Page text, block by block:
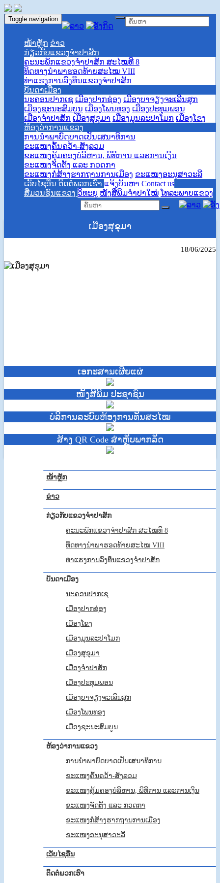
Toggle navigation
ໜ້າຫຼັກ ຂ່າວ
ກ່ຽວກັບແຂວງຈຳປາສັກ
ຄະນະພັກແຂວງຈຳປາສັກ ສະໄໝທີ 8
ທິດທາງນໍາພາຮອດທ້າຍສະໄໝ VIII
ທ່າແຮງການລົງທຶນແຂວງຈໍາປາສັກ
ບັນດາເມືອງ
ນະຄອນປາກເຊ ເມືອງປາກຊ່ອງ ເມືອງບາຈຽງຈະເລີນສຸກ
ເມືອງຊະນະສົມບູນ ເມືອງໂພນທອງ ເມືອງປະທຸມພອນ
ເມືອງຈຳປາສັກ ເມືອງສຸຂຸມາ ເມືອງມຸນລະປາໂມກ ເມືອງໂຂງ
ຫ້ອງວ່າການແຂວງ
ການ​​ນຳພາ​ບົດບາດ​​ເປັນເສນາ​ທິການ
ຂະແໜງຄົ້ນຄວ້າ-ສັງລວມ
ຂະແໜງຄຸ້ມຄອງບໍລິຫານ, ພິທີການ ແລະການເງິນ
ຂະແໜງຈັດຕັ້ງ ແລະ ກວດກາ
ຂະແໜງກໍ່ສ້າງຮາກຖານການເມືອງ ຂະແໜງອະນຸສາວະລີ
ເວັບໄຊອື່ນ ຕິດຕໍ່ພວກເຮົາ ແຈ້ງບັນຫາ Contact us
ສື່ມວນຊົນແຂວງ ວິທະຍຸ ໜັງສືພິມຈຳປາໃໝ່ ໂທລະພາບແຂວງ
ເມືອງສຸຂຸມາ
18/06/2025
ເອກະສານເຜີຍແຜ່
ໜັງສີພິມ ປະຊາຊົນ
ບໍ​ລິ​ການ​ລະບົບຫ້ອງການທັນສະໄໝ
ສ້າງ QR Code ສຳຫຼັບພາກລັດ
ໜ້າຫຼັກ
ຂ່າວ
ກ່ຽວກັບແຂວງຈຳປາສັກ
ຄະນະພັກແຂວງຈຳປາສັກ ສະໄໝທີ 8
ທິດທາງນໍາພາຮອດທ້າຍສະໄໝ VIII
ທ່າແຮງການລົງທຶນແຂວງຈໍາປາສັກ
ບັນດາເມືອງ
ນະຄອນປາກເຊ
ເມືອງປາກຊ່ອງ
ເມືອງໂຂງ
ເມືອງມຸນລະປາໂມກ
ເມືອງສຸຂຸມາ
ເມືອງຈຳປາສັກ
ເມືອງປະທຸມພອນ
ເມືອງບາຈຽງຈະເລີນສຸກ
ເມືອງໂພນທອງ
ເມືອງຊະນະສົມບູນ
ຫ້ອງວ່າການແຂວງ
ການ​​ນຳພາ​ບົດບາດ​​ເປັນເສນາ​ທິການ
ຂະແໜງຄົ້ນຄວ້າ-ສັງລວມ
ຂະແໜງຄຸ້ມຄອງບໍລິຫານ, ພິທີການ ແລະການເງິນ
ຂະແໜງຈັດຕັ້ງ ແລະ ກວດກາ
ຂະແໜງກໍ່ສ້າງຮາກຖານການເມືອງ
ຂະແໜງອະນຸສາວະລີ
ເວັບໄຊອື່ນ
ຕິດຕໍ່ພວກເຮົາ